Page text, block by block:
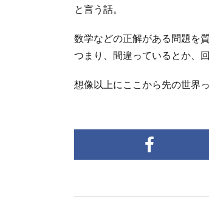
と言う話。
数学などの正解がある問題を
つまり、間違っているとか、
想像以上にここから先の世界